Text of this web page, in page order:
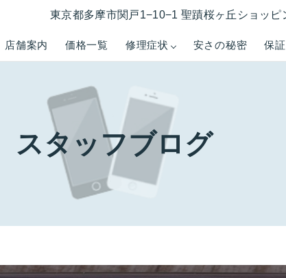
店舗案内 価格一覧 修理症状 安さの秘密 保
東京都多摩市関戸1−10−1 聖蹟桜ヶ丘ショッ
スタッフブログ